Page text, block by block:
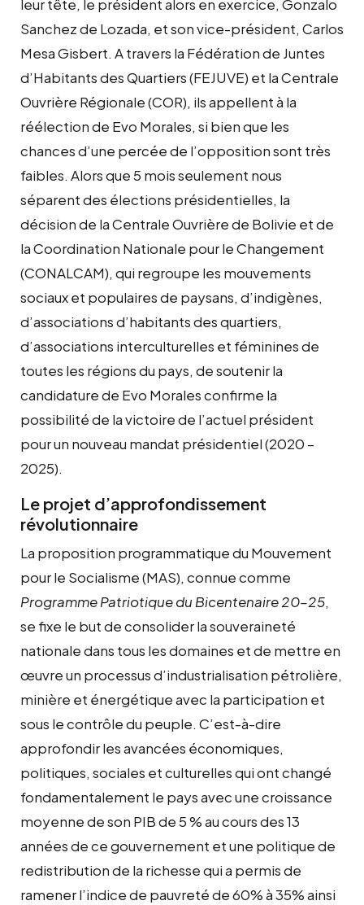
leur tête, le président alors en exercice, Gonzalo
Sanchez de Lozada, et son vice-président, Carlos
Mesa Gisbert. A travers la Fédération de Juntes
d’Habitants des Quartiers (FEJUVE) et la Centrale
Ouvrière Régionale (COR), ils appellent à la
réélection de Evo Morales, si bien que les
chances d’une percée de l’opposition sont très
faibles. Alors que 5 mois seulement nous
séparent des élections présidentielles, la
décision de la Centrale Ouvrière de Bolivie et de
la Coordination Nationale pour le Changement
(CONALCAM), qui regroupe les mouvements
sociaux et populaires de paysans, d’indigènes,
d’associations d’habitants des quartiers,
d’associations interculturelles et féminines de
toutes les régions du pays, de soutenir la
candidature de Evo Morales confirme la
possibilité de la victoire de l’actuel président
pour un nouveau mandat présidentiel (2020 –
2025).
Le projet d’approfondissement
révolutionnaire
La proposition programmatique du Mouvement
pour le Socialisme (MAS), connue comme
Programme Patriotique du Bicentenaire 20–25,
se fixe le but de consolider la souveraineté
nationale dans tous les domaines et de mettre en
œuvre un processus d’industrialisation pétrolière,
minière et énergétique avec la participation et
sous le contrôle du peuple. C’est-à-dire
approfondir les avancées économiques,
politiques, sociales et culturelles qui ont changé
fondamentalement le pays avec une croissance
moyenne de son PIB de 5 % au cours des 13
années de ce gouvernement et une politique de
redistribution de la richesse qui a permis de
ramener l’indice de pauvreté de 60% à 35% ainsi